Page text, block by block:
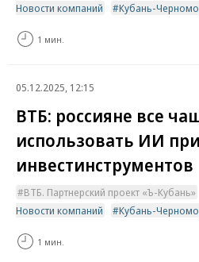
Новости компаний
Кубань-
1 мин.
05.12.2025, 12:15
ВТБ: россияне все
использовать ИИ
инвестинструментов
ВТБ. Партнерский проект «Ъ-Кубань»
Новости компаний
Кубань-
1 мин.